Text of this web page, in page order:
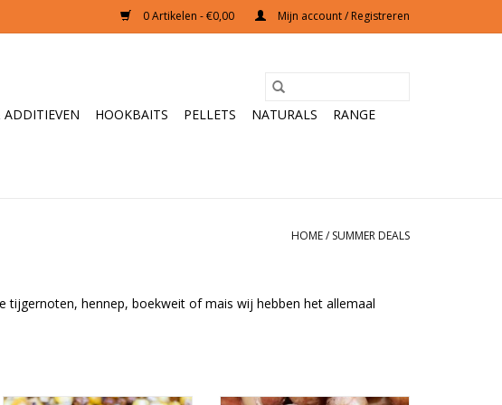
0 Artikelen - €0,00 Mijn account / Registreren
HOOKBAITS PELLETS NATURALS
RANGE
HOME/ SUMMER DEALS
hennep, boekweit of mais wij hebben het allemaal